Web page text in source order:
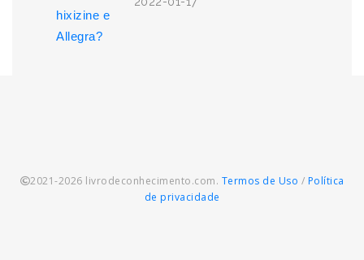
2021-2026 livrodeconhecimento.com. Termos de Uso / Política
de privacidade